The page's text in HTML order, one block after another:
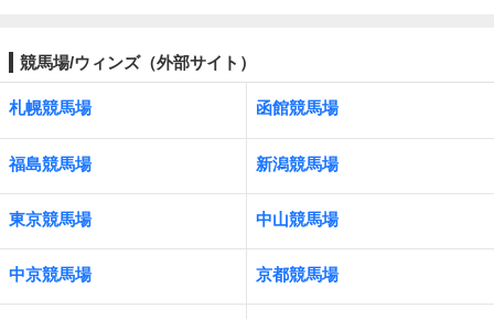
競馬場/ウィンズ（外部サイト）
札幌競馬場 函館競馬場
福島競馬場 新潟競馬場
東京競馬場 中山競馬場
中京競馬場 京都競馬場